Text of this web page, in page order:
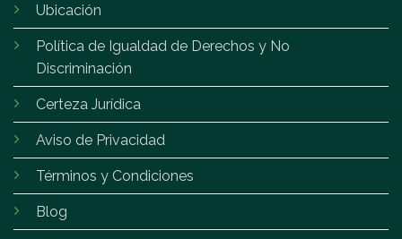
Ubicación
Política de Igualdad de Derechos y No
Discriminación
Certeza Jurídica
Aviso de Privacidad
Términos y Condiciones
Blog